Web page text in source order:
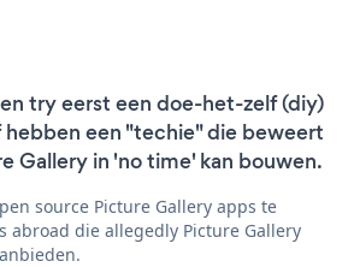
try eerst een doe-het-zelf (diy)
een "techie" die beweert
Gallery in 'no time' kan bouwen.
source Picture Gallery apps te
abroad die allegedly Picture Gallery